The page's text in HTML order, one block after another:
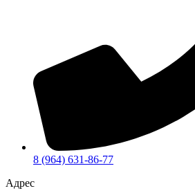
8 (964) 631-86-77
Адрес